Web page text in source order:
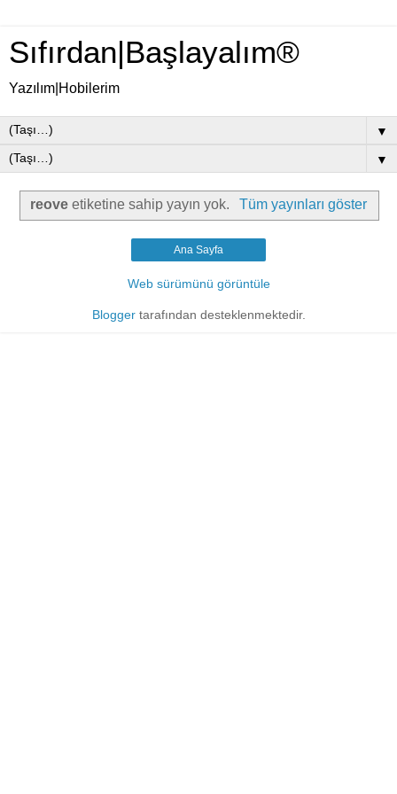
Sıfırdan|Başlayalım®
Yazılım|Hobilerim
▼
▼
reove etiketine sahip yayın yok. Tüm yayınları göster
Ana Sayfa
Web sürümünü görüntüle
Bloggertarafından desteklenmektedir.